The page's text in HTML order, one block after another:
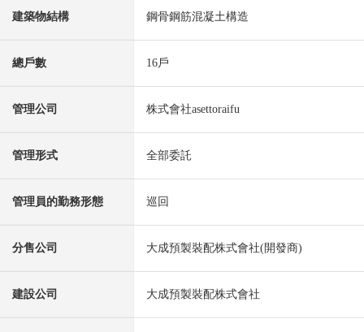
建築物結構 鋼骨鋼筋混凝土構造
總戶數 16戶
管理公司 株式會社asettoraifu
管理形式 全部委託
管理員的勤務形態 巡回
分售公司 大成預製裝配株式會社(開發商)
建設公司 大成預製裝配株式會社